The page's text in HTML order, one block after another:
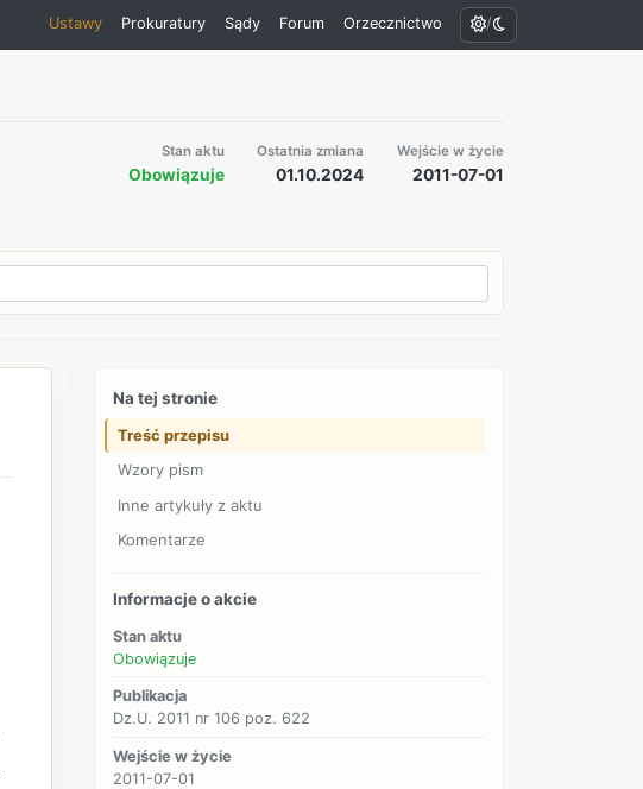
Ustawy Prokuratury Sądy Forum Orzecznictwo /
Stan aktu
Obowiązuje
Ostatnia zmiana
01.10.2024
Wejście w życie
2011-07-01
Na tej stronie
Treść przepisu
Wzory pism
Inne artykuły z aktu
Komentarze
Informacje o akcie
Stan aktu
Obowiązuje
Publikacja
Dz.U. 2011 nr 106 poz. 622
Wejście w życie
2011-07-01